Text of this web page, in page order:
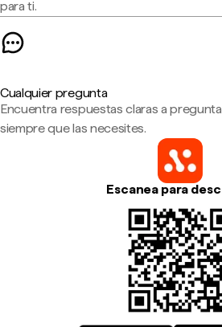
para ti.
Cualquier pregunta
Encuentra respuestas claras a
siempre que las necesites.
Escanea para